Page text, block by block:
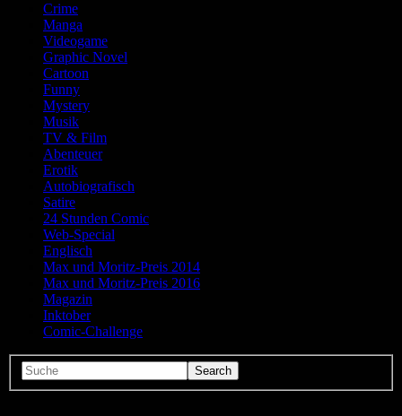
Crime
Manga
Videogame
Graphic Novel
Cartoon
Funny
Mystery
Musik
TV & Film
Abenteuer
Erotik
Autobiografisch
Satire
24 Stunden Comic
Web-Special
Englisch
Max und Moritz-Preis 2014
Max und Moritz-Preis 2016
Magazin
Inktober
Comic-Challenge